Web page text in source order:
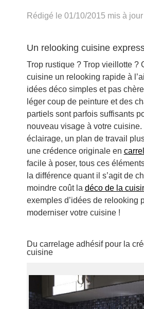
Rédigé le 01/10/2015 mis à
Un relooking cuisine
Trop rustique ? Trop vieillotte ?
cuisine un relooking rapide à
idées déco simples et pas
léger coup de peinture et des
partiels sont parfois suffisants
nouveau visage à votre cuisine.
éclairage, un plan de travail
une crédence originale en
facile à poser, tous ces
la différence quant il s’agit de
moindre coût la déco de la
exemples d’idées de relooking
moderniser votre cuisine !
Du carrelage adhésif pour la
cuisine